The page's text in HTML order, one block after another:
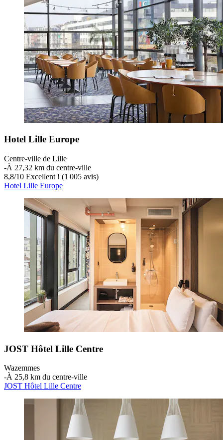
Hotel Lille Europe
Centre-ville de Lille
‐À 27,32 km du centre-ville
8,8/10 Excellent ! (1 005 avis)
Hotel Lille Europe
JOST Hôtel Lille Centre
Wazemmes
‐À 25,8 km du centre-ville
JOST Hôtel Lille Centre